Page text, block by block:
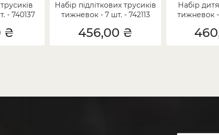
- 740137
₴
Набір підліткових трусиків
тижневок - 7 шт. - 742113
456,00 ₴
Набір
тижневок